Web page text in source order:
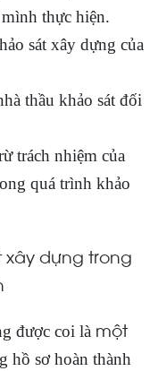
thực hiện.
sát xây dựng của
thầu khảo sát đối
trách nhiệm của
quá trình khảo
xây dựng trong
được coi là một
hồ sơ hoàn thành